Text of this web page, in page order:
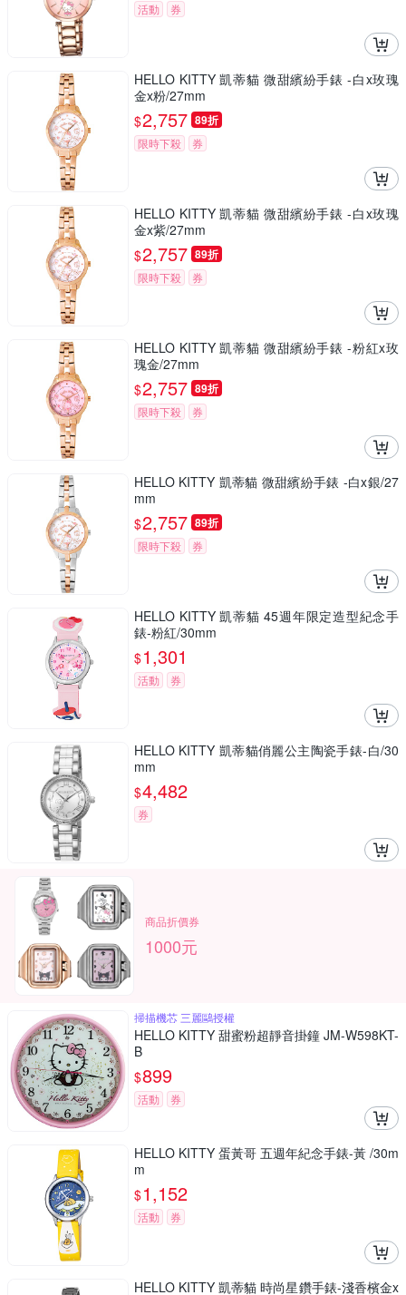
活動 券
HELLO KITTY 凱蒂貓 微甜繽紛手錶 -白x玫瑰
金x粉/27mm
$2,757 89折
限時下殺 券
HELLO KITTY 凱蒂貓 微甜繽紛手錶 -白x玫瑰
金x紫/27mm
$2,757 89折
限時下殺 券
HELLO KITTY 凱蒂貓 微甜繽紛手錶 -粉紅x玫
瑰金/27mm
$2,757 89折
限時下殺 券
HELLO KITTY 凱蒂貓 微甜繽紛手錶 -白x銀/27
mm
$2,757 89折
限時下殺 券
HELLO KITTY 凱蒂貓 45週年限定造型紀念手
錶-粉紅/30mm
$1,301
活動 券
HELLO KITTY 凱蒂貓俏麗公主陶瓷手錶-白/30
mm
$4,482
券
商品折價券
1000元
掃描機芯 三麗鷗授權
HELLO KITTY 甜蜜粉超靜音掛鐘 JM-W598KT-
B
$899
活動 券
HELLO KITTY 蛋黃哥 五週年紀念手錶-黃 /30m
m
$1,152
活動 券
HELLO KITTY 凱蒂貓 時尚星鑽手錶-淺香檳金x